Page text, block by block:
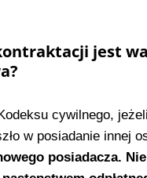
jest
cywilnego,
w posiadanie innej
posiadacza.